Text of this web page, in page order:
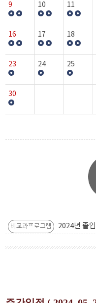
9 10 11
16 17 18
23 24 25
30
비교과프로그램 2024년 졸